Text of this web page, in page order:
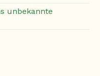
unbekannte